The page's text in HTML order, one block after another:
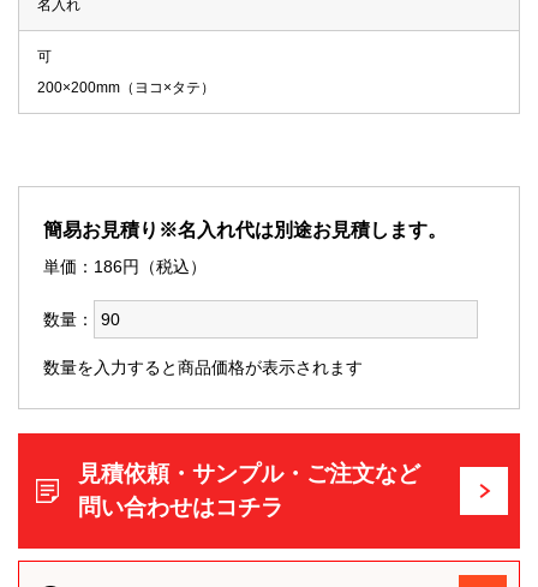
名入れ
可
200×200mm（ヨコ×タテ）
簡易お見積り※名入れ代は別途お見積します。
単価： 186円（税込）
数量：
数量を入力すると商品価格が表示されます
見積依頼・サンプル・ご注文など
問い合わせはコチラ